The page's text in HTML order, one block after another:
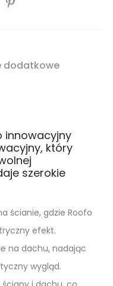
dodatkowe
innowacyjny
który
szerokie
ścianie, gdzie Roofo
efekt.
na dachu, nadając
wygląd.